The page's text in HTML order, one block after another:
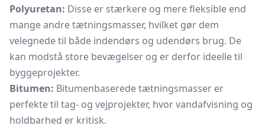
Polyuretan: Disse er stærkere og mere fleksible end
mange andre tætningsmasser, hvilket gør dem
velegnede til både indendørs og udendørs brug. De
kan modstå store bevægelser og er derfor ideelle til
byggeprojekter.
Bitumen: Bitumenbaserede tætningsmasser er
perfekte til tag- og vejprojekter, hvor vandafvisning og
holdbarhed er kritisk.